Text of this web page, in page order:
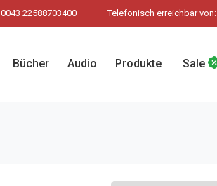
0043 22588703400 Telefonisch erreichbar von:
Bücher Audio Produkte Sale